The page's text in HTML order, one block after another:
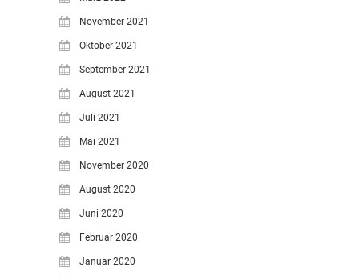
November 2021
Oktober 2021
September 2021
August 2021
Juli 2021
Mai 2021
November 2020
August 2020
Juni 2020
Februar 2020
Januar 2020